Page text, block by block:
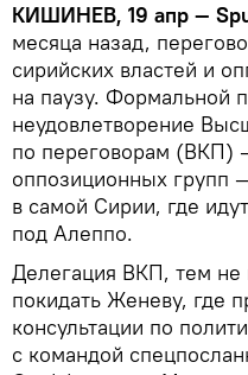
КИШИНЕВ, 19 апр —
месяца назад,
сирийских властей и
на паузу. Формальной
неудовлетворение
по переговорам (ВКП)
оппозиционных групп
в самой Сирии, где
под Алеппо.
Делегация ВКП, тем
покидать Женеву, где
консультации по
с командой